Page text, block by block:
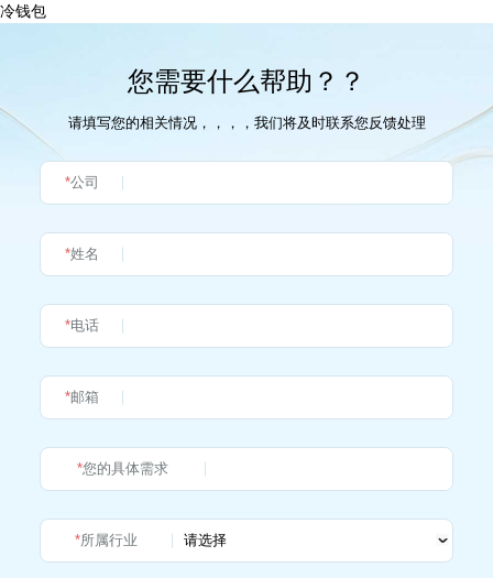
冷钱包
您需要什么帮助？？
请填写您的相关情况，，，，我们将及时联系您反馈处理
*公司
*姓名
*电话
*邮箱
*您的具体需求
*所属行业